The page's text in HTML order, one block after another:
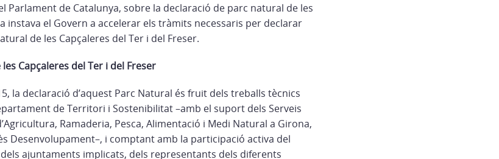
Parlament de Catalunya, sobre la declaració de parc natural de les
instava el Govern a accelerar els tràmits necessaris per declarar
de les Capçaleres del Ter i del Freser.
Capçaleres del Ter i del Freser
la declaració d’aquest Parc Natural és fruit dels treballs tècnics
de Territori i Sostenibilitat –amb el suport dels Serveis
Ramaderia, Pesca, Alimentació i Medi Natural a Girona,
Desenvolupament–, i comptant amb la participació activa del
ajuntaments implicats, dels representants dels diferents